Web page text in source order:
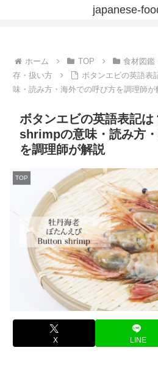
japanese-
ホーム TOP 食材図鑑
存・扱い方
ボタンエビの英語表
味・読み方・海外での呼び方を調理師が
ボタンエビの英語表記
shrimpの意味・読み方
を調理師が解説
TOP
X LINE